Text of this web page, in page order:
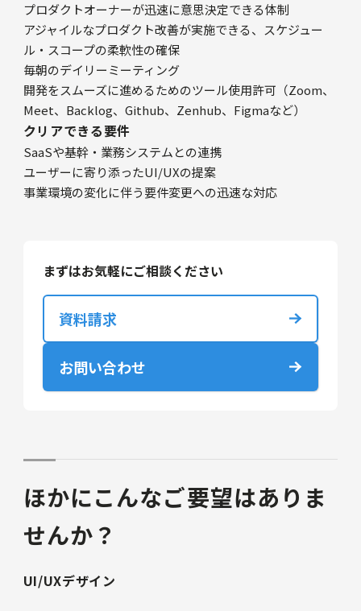
プロダクトオーナーが迅速に意思決定できる体制
アジャイルなプロダクト改善が実施できる、スケジュー
ル・スコープの柔軟性の確保
毎朝のデイリーミーティング
開発をスムーズに進めるためのツール使用許可（Zoom、
Meet、Backlog、Github、Zenhub、Figmaなど）
クリアできる要件
SaaSや基幹・業務システムとの連携
ユーザーに寄り添ったUI/UXの提案
事業環境の変化に伴う要件変更への迅速な対応
まずはお気軽にご相談ください
資料請求
お問い合わせ
ほかにこんなご要望はありま
せんか？
UI/UXデザイン